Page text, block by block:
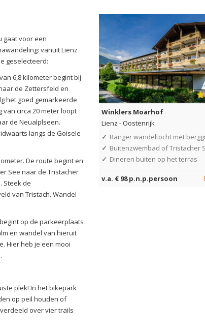
gaat voor een
vanuit Lienz
geselecteerd:
6,8 kilometer begint bij
de Zettersfeld en
het goed gemarkeerde
circa 20 meter loopt
de Neualplseen.
langs de Goisele
De route begint en
See naar de Tristacher
Steek de
van Tristach. Wandel
op de parkeerplaats
en wandel van hieruit
Hier heb je een mooi
plek! In het bikepark
op peil houden of
over vier trails
Winklers Moarhof
Lienz -Oostenrijk
✓ Ranger wandeltocht met
✓ Buitenzwembad of Tristacher
✓ Dineren buiten op het terras
v.a. € 98 p.n.p.persoon